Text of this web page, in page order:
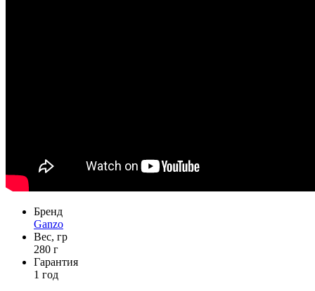
Бренд
Ganzo
Вес, гр
280 г
Гарантия
1 год